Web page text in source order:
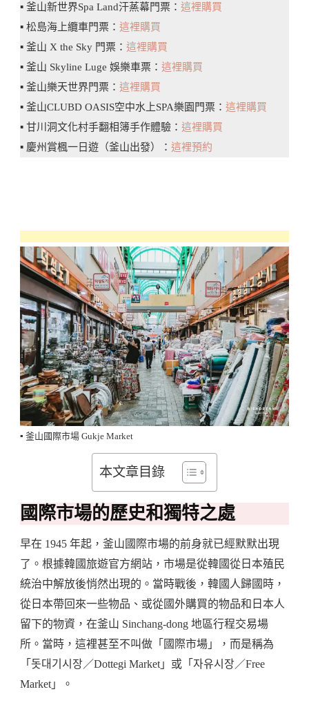
▪️ 釜山新世界Spa Land汗蒸幕門票： 這裡購買
▪️ 松島海上纜車門票： 這裡購買
▪️ 釜山 X the Sky 門票： 這裡購買
▪️ 釜山 Skyline Luge 娛樂車票： 這裡購買
▪️ 釜山樂天世界門票： 這裡購買
▪️ 釜山CLUBD OASIS空中水上SPA樂園門票： 這裡購買
▪️ 甘川洞文化村手翻相簿手作體驗： 這裡購買
▪️ 慶州賞楓一日遊（釜山出發）： 這裡預約
▪️ 釜山國際市場 Gukje Market
本文章目錄
國際市場的歷史和獨特之處
早在 1945 年起，釜山國際市場的前身就已經默默出現
了。根據韓國旅遊官方網站，市場是從韓國從日本殖民
統治中解放後悄然出現的。當時戰後，韓國人歸國時，
從日本帶回來一些物品、或從國外購買的物品和日本人
留下的物資，在釜山 Sinchang-dong 地區行程交易場
所。當時，這裡甚至不叫做「國際市場」，而是稱為
「돗대기시장／Dot­tegi Market」或「자유시장／Free
Market」。